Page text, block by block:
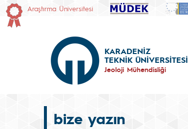
Araştırma Üniversitesi
KARADENİZ
TEKNİK ÜNİVERSİTESİ
Jeoloji Mühendisliği
bize yazın